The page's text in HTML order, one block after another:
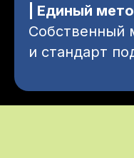
| Единый
Собственный
и стандарт